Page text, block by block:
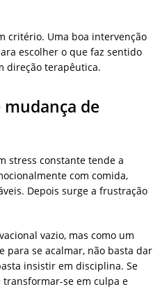
critério. Uma boa intervenção
escolher o que faz sentido
direção terapêutica.
de
stress constante tende a
com comida,
Depois surge a frustração
vazio, mas como um
para se acalmar, não basta dar
insistir em disciplina. Se
se em culpa e